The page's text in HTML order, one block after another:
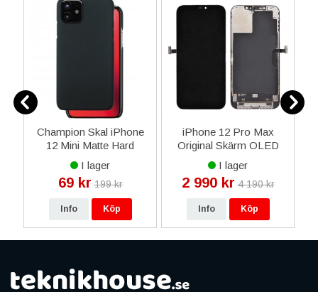
Champion Skal iPhone
12 Mini Matte Hard
Cover - Svart
I lager
69 kr 199 kr
Info Köp
iPhone 12 Pro Max
Original Skärm OLED
Display Glas -
Livstidsgaranti
I lager
2 990 kr 4 190 kr
Info Köp